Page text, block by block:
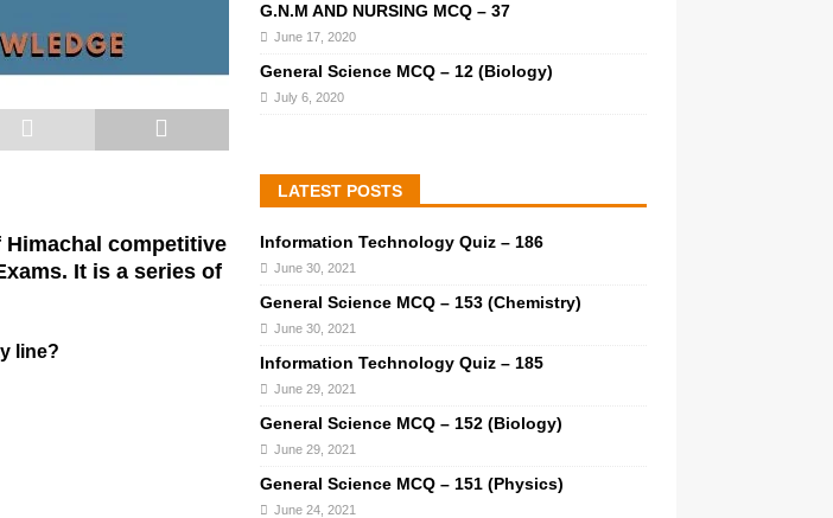
Himachal competitive
It is a series of
line?
G.N.M AND NURSING MCQ – 37
June 17, 2020
General Science MCQ – 12 (Biology)
July 6, 2020
LATEST POSTS
Information Technology Quiz – 186
June 30, 2021
General Science MCQ – 153 (Chemistry)
June 30, 2021
Information Technology Quiz – 185
June 29, 2021
General Science MCQ – 152 (Biology)
June 29, 2021
General Science MCQ – 151 (Physics)
June 24, 2021